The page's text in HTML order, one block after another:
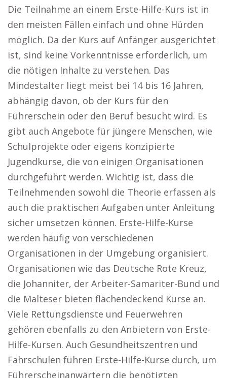
Die Teilnahme an einem Erste-Hilfe-Kurs ist in
den meisten Fällen einfach und ohne Hürden
möglich. Da der Kurs auf Anfänger ausgerichtet
ist, sind keine Vorkenntnisse erforderlich, um
die nötigen Inhalte zu verstehen. Das
Mindestalter liegt meist bei 14 bis 16 Jahren,
abhängig davon, ob der Kurs für den
Führerschein oder den Beruf besucht wird. Es
gibt auch Angebote für jüngere Menschen, wie
Schulprojekte oder eigens konzipierte
Jugendkurse, die von einigen Organisationen
durchgeführt werden. Wichtig ist, dass die
Teilnehmenden sowohl die Theorie erfassen als
auch die praktischen Aufgaben unter Anleitung
sicher umsetzen können. Erste-Hilfe-Kurse
werden häufig von verschiedenen
Organisationen in der Umgebung organisiert.
Organisationen wie das Deutsche Rote Kreuz,
die Johanniter, der Arbeiter-Samariter-Bund und
die Malteser bieten flächendeckend Kurse an.
Viele Rettungsdienste und Feuerwehren
gehören ebenfalls zu den Anbietern von Erste-
Hilfe-Kursen. Auch Gesundheitszentren und
Fahrschulen führen Erste-Hilfe-Kurse durch, um
Führerscheinanwärtern die benötigten